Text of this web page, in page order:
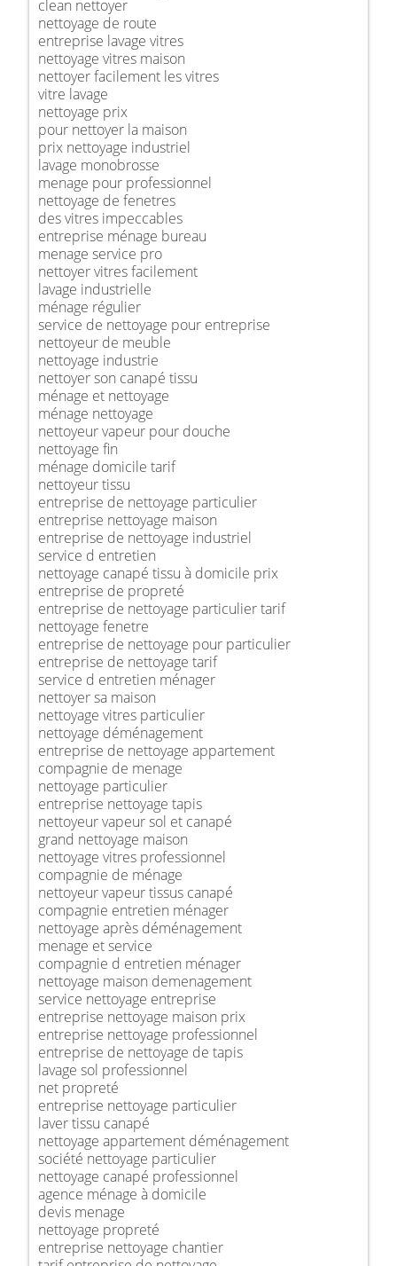
clean nettoyer
nettoyage de route
entreprise lavage vitres
nettoyage vitres maison
nettoyer facilement les vitres
vitre lavage
nettoyage prix
pour nettoyer la maison
prix nettoyage industriel
lavage monobrosse
menage pour professionnel
nettoyage de fenetres
des vitres impeccables
entreprise ménage bureau
menage service pro
nettoyer vitres facilement
lavage industrielle
ménage régulier
service de nettoyage pour entreprise
nettoyeur de meuble
nettoyage industrie
nettoyer son canapé tissu
ménage et nettoyage
ménage nettoyage
nettoyeur vapeur pour douche
nettoyage fin
ménage domicile tarif
nettoyeur tissu
entreprise de nettoyage particulier
entreprise nettoyage maison
entreprise de nettoyage industriel
service d entretien
nettoyage canapé tissu à domicile prix
entreprise de propreté
entreprise de nettoyage particulier tarif
nettoyage fenetre
entreprise de nettoyage pour particulier
entreprise de nettoyage tarif
service d entretien ménager
nettoyer sa maison
nettoyage vitres particulier
nettoyage déménagement
entreprise de nettoyage appartement
compagnie de menage
nettoyage particulier
entreprise nettoyage tapis
nettoyeur vapeur sol et canapé
grand nettoyage maison
nettoyage vitres professionnel
compagnie de ménage
nettoyeur vapeur tissus canapé
compagnie entretien ménager
nettoyage après déménagement
menage et service
compagnie d entretien ménager
nettoyage maison demenagement
service nettoyage entreprise
entreprise nettoyage maison prix
entreprise nettoyage professionnel
entreprise de nettoyage de tapis
lavage sol professionnel
net propreté
entreprise nettoyage particulier
laver tissu canapé
nettoyage appartement déménagement
société nettoyage particulier
nettoyage canapé professionnel
agence ménage à domicile
devis menage
nettoyage propreté
entreprise nettoyage chantier